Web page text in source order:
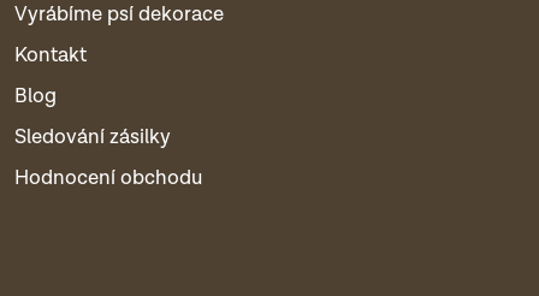
Vyrábíme psí dekorace
Kontakt
Blog
Sledování zásilky
Hodnocení obchodu